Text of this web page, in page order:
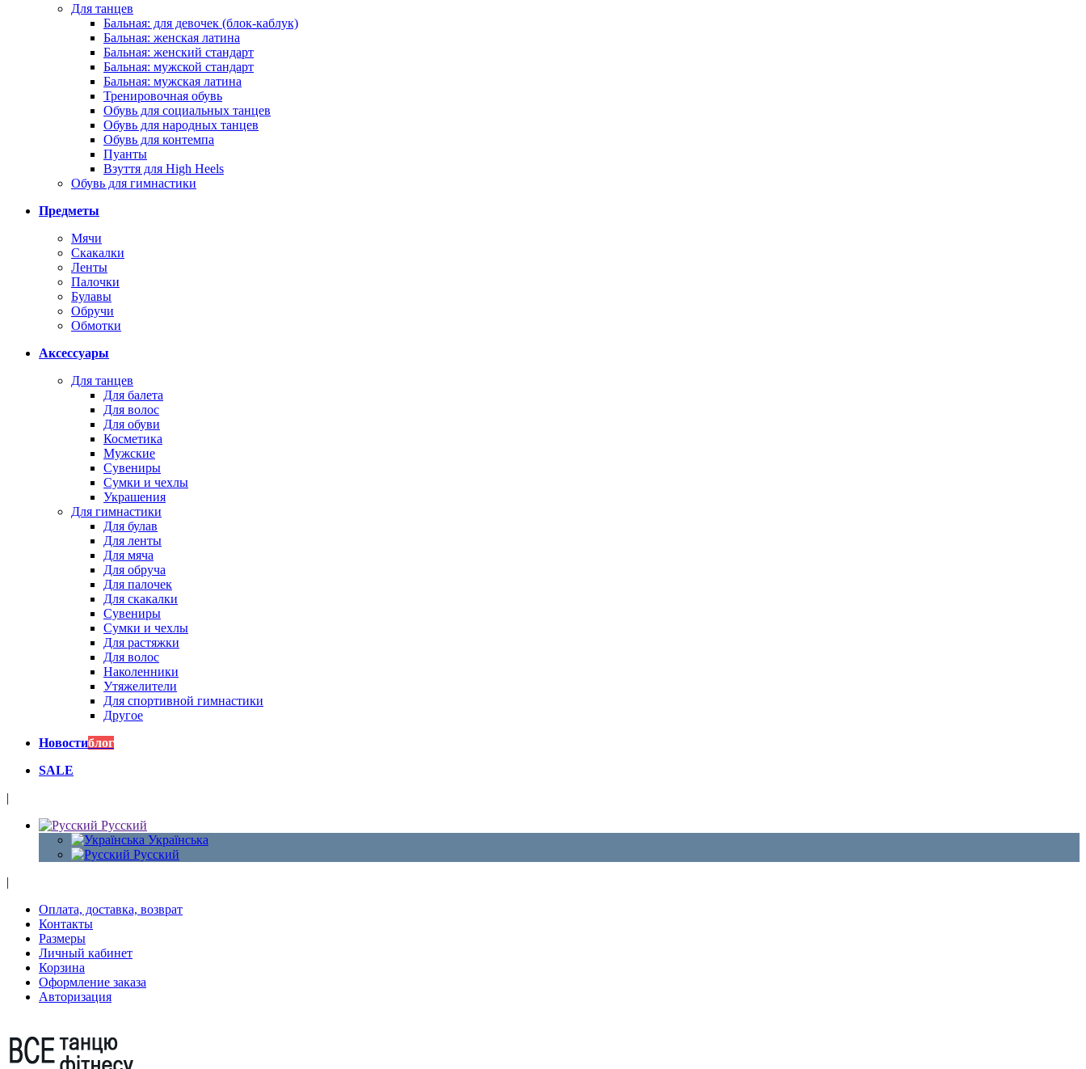
Для танцев
Бальная: для девочек (блок-каблук)
Бальная: женская латина
Бальная: женский стандарт
Бальная: мужской стандарт
Бальная: мужская латина
Тренировочная обувь
Обувь для социальных танцев
Обувь для народных танцев
Обувь для контемпа
Пуанты
Взуття для High Heels
Обувь для гимнастики
Предметы
Мячи
Скакалки
Ленты
Палочки
Булавы
Обручи
Обмотки
Аксессуары
Для танцев
Для балета
Для волос
Для обуви
Косметика
Мужские
Сувениры
Сумки и чехлы
Украшения
Для гимнастики
Для булав
Для ленты
Для мяча
Для обруча
Для палочек
Для скакалки
Сувениры
Сумки и чехлы
Для растяжки
Для волос
Наколенники
Утяжелители
Для спортивной гимнастики
Другое
Новостиблог
SALE
|
Русский
Українська
Русский
|
Оплата, доставка, возврат
Контакты
Размеры
Личный кабинет
Корзина
Оформление заказа
Авторизация